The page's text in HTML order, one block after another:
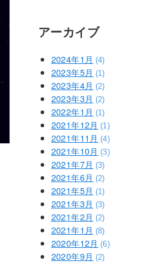
アーカイブ
2024年1月 (4)
2023年5月 (1)
2023年4月 (2)
2023年3月 (2)
2022年1月 (1)
2021年12月 (1)
2021年11月 (4)
2021年10月 (3)
2021年7月 (3)
2021年6月 (2)
2021年5月 (1)
2021年3月 (3)
2021年2月 (2)
2021年1月 (8)
2020年12月 (6)
2020年9月 (2)